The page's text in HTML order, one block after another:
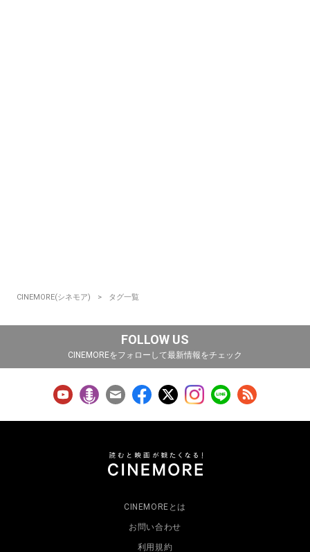
CINEMORE(シネモア) タグ一覧
FOLLOW US
CINEMOREをフォローして最新情報をチェック
CINEMOREとは
お問い合わせ
利用規約